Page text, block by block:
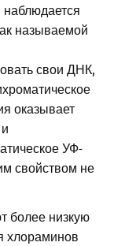
наблюдается
называемой
свои ДНК,
оказывает
УФ-
свойством не
более низкую
хлораминов